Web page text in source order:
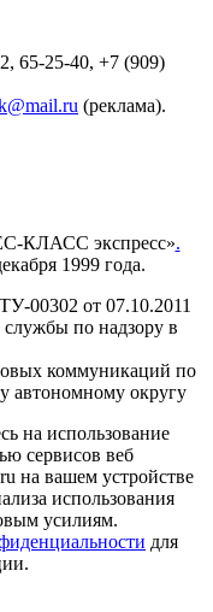
65-25-40, +7 (909)
(реклама).
КЛАСС экспресс».
1999 года.
00302 от 07.10.2011
по надзору в
коммуникаций по
автономному округу
на использование
сервисов веб
на вашем устройстве
использования
усилиям.
для